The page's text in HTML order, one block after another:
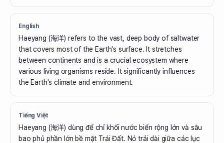
English
Haeyang (海洋) refers to the vast, deep body of saltwater
that covers most of the Earth's surface. It stretches
between continents and is a crucial ecosystem where
various living organisms reside. It significantly influences
the Earth's climate and environment.
Tiếng Việt
Haeyang (海洋) dùng để chỉ khối nước biển rộng lớn và sâu
bao phủ phần lớn bề mặt Trái Đất. Nó trải dài giữa các lục